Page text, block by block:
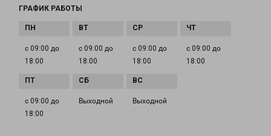
ГРАФИК РАБОТЫ
с 09:00 до
18:00
с 09:00 до
18:00
с 09:00 до
18:00
с 09:00 до
18:00
с 09:00 до
18:00
Выходной Выходной